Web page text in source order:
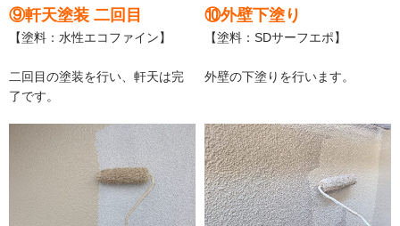
⑨軒天塗装 二回目
【塗料：水性エコファイン】
二回目の塗装を行い、軒天は完
了です。
⑩外壁下塗り
【塗料：SDサーフエポ】
外壁の下塗りを行います。